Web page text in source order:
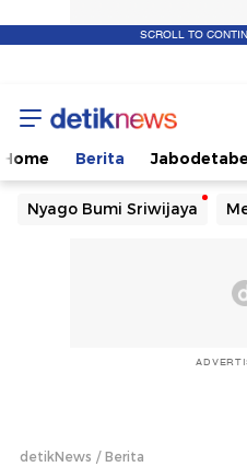
SCROLL TO
Home Berita
Nyago Bumi Sriwijaya
detikNews Berita